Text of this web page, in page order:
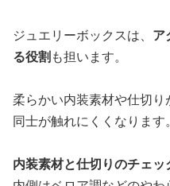
ジュエリーボックスは、 ア
る役割も担います。
柔らかい内装素材や仕切
同士が触れにくくなります。
内装素材と仕切りのチェッ